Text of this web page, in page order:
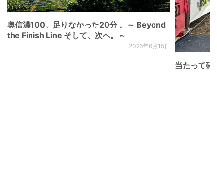
奥信濃100。足りなかった20分 。～ Beyond
the Finish Line そして、次へ。～
2026年6月15日
当たって砕